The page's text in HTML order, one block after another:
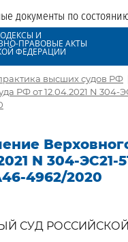
документы по
И
ПРАВОВЫЕ АКТЫ
ФЕДЕРАЦИИ
высших судов РФ
РФ от 12.04.2021 N 304-
N 304-ЭС21-
4962/2020
СУД